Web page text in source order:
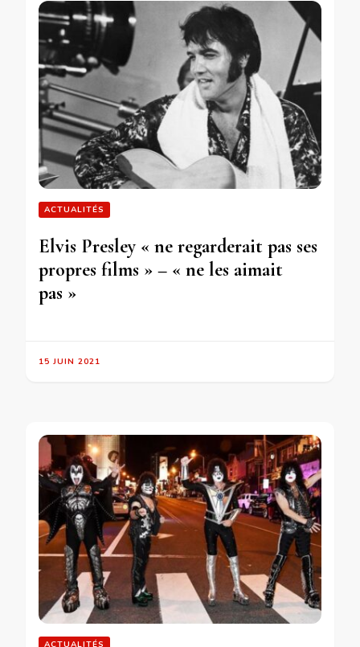
ACTUALITÉS
Elvis Presley « ne regarderait pas ses
propres films » – « ne les aimait
pas »
15 JUIN 2021
ACTUALITÉS